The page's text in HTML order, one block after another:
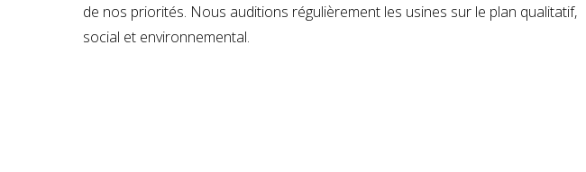
de nos priorités. Nous auditions régulièrement les usines sur le plan qualitatif,
social et environnemental.